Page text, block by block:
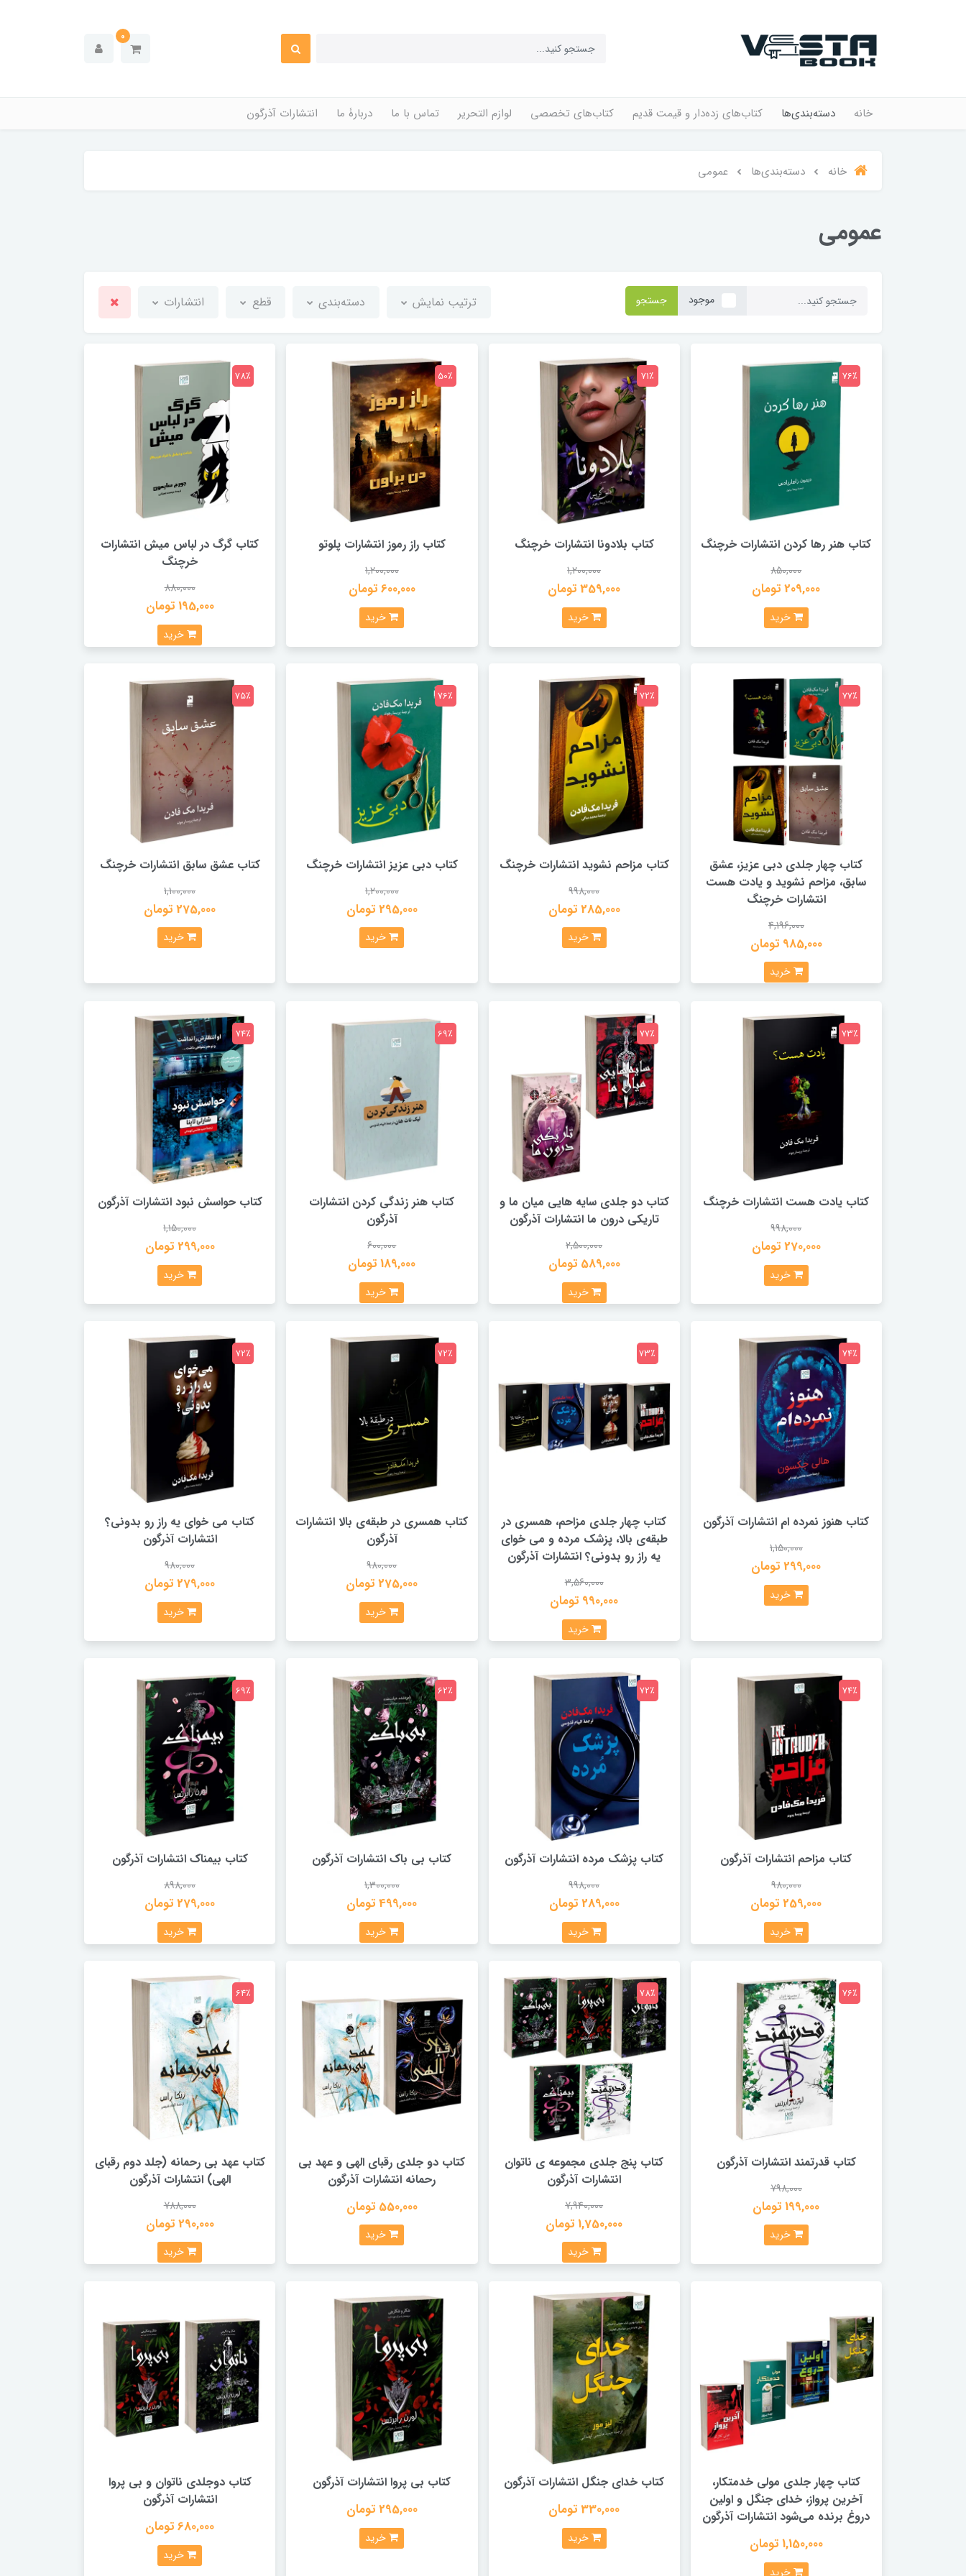
0
خانه دسته‌بندی‌ها کتاب‌های زده‌دار و قیمت قدیم کتاب‌های تخصصی لوازم التحریر تماس با ما دربارۀ ما انتشارات آذرگون
خانه دسته‌بندی‌ها عمومی
عمومی
موجود جستجو ترتیب نمایش دسته‌بندی قطع انتشارات
کتاب هنر رها کردن انتشارات خرچنگ
850,000
209,000 تومان
76٪
خرید
کتاب بلادونا انتشارات خرچنگ
1,200,000
359,000 تومان
71٪
خرید
کتاب راز رموز انتشارات پلوتو
1,200,000
600,000 تومان
50٪
خرید
کتاب گرگ در لباس میش انتشارات
خرچنگ
880,000
195,000 تومان
78٪
خرید
کتاب چهار جلدی دبی عزیز، عشق
سابق، مزاحم نشوید و یادت هست
انتشارات خرچنگ
4,196,000
985,000 تومان
77٪
خرید
کتاب مزاحم نشوید انتشارات خرچنگ
998,000
285,000 تومان
72٪
خرید
کتاب دبی عزیز انتشارات خرچنگ
1,200,000
295,000 تومان
76٪
خرید
کتاب عشق سابق انتشارات خرچنگ
1,100,000
275,000 تومان
75٪
خرید
کتاب یادت هست انتشارات خرچنگ
998,000
270,000 تومان
73٪
خرید
کتاب دو جلدی سایه هایی میان ما و
تاریکی درون ما انتشارات آذرگون
2,500,000
589,000 تومان
77٪
خرید
کتاب هنر زندگی کردن انتشارات
آذرگون
600,000
189,000 تومان
69٪
خرید
کتاب حواسش نبود انتشارات آذرگون
1,150,000
299,000 تومان
74٪
خرید
کتاب هنوز نمرده ام انتشارات آذرگون
1,150,000
299,000 تومان
74٪
خرید
کتاب چهار جلدی مزاحم، همسری در
طبقه‌ی بالا، پزشک مرده و می خوای
یه راز رو بدونی؟ انتشارات آذرگون
3,560,000
990,000 تومان
73٪
خرید
کتاب همسری در طبقه‌ی بالا انتشارات
آذرگون
980,000
275,000 تومان
72٪
خرید
کتاب می خوای یه راز رو بدونی؟
انتشارات آذرگون
980,000
279,000 تومان
72٪
خرید
کتاب مزاحم انتشارات آذرگون
980,000
259,000 تومان
74٪
خرید
کتاب پزشک مرده انتشارات آذرگون
998,000
289,000 تومان
72٪
خرید
کتاب بی باک انتشارات آذرگون
1,300,000
499,000 تومان
62٪
خرید
کتاب بیمناک انتشارات آذرگون
898,000
279,000 تومان
69٪
خرید
کتاب قدرتمند انتشارات آذرگون
798,000
199,000 تومان
76٪
خرید
کتاب پنج جلدی مجموعه ی ناتوان
انتشارات آذرگون
7,940,000
1,750,000 تومان
78٪
خرید
کتاب دو جلدی رقبای الهی و عهد بی
رحمانه انتشارات آذرگون
550,000 تومان
خرید
کتاب عهد بی رحمانه (جلد دوم رقبای
الهی) انتشارات آذرگون
788,000
290,000 تومان
64٪
خرید
کتاب چهار جلدی مولی خدمتکار،
آخرین پرواز، خدای جنگل و اولین
دروغ برنده می‌شود انتشارات آذرگون
1,150,000 تومان
خرید
کتاب خدای جنگل انتشارات آذرگون
330,000 تومان
خرید
کتاب بی پروا انتشارات آذرگون
295,000 تومان
خرید
کتاب دوجلدی ناتوان و بی پروا
انتشارات آذرگون
680,000 تومان
خرید